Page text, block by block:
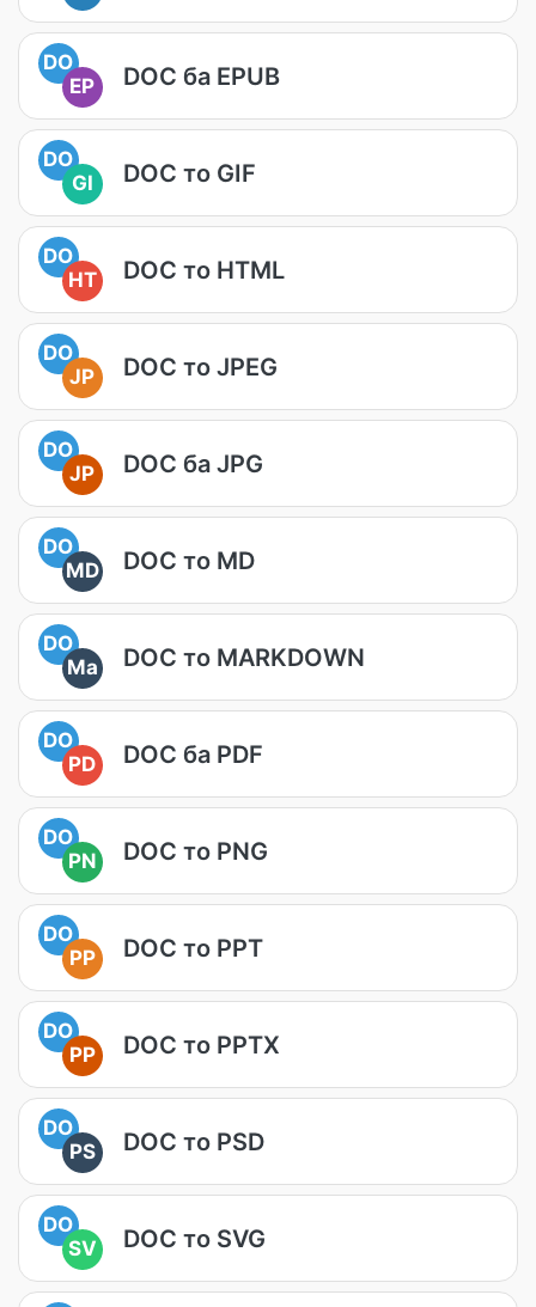
DO
EP
DOC ба EPUB
DO
GI
DOC то GIF
DO
HT
DOC то HTML
DO
JP
DOC то JPEG
DO
JP
DOC ба JPG
DO
MD
DOC то MD
DO
Ma
DOC то MARKDOWN
DO
PD
DOC ба PDF
DO
PN
DOC то PNG
DO
PP
DOC то PPT
DO
PP
DOC то PPTX
DO
PS
DOC то PSD
DO
SV
DOC то SVG